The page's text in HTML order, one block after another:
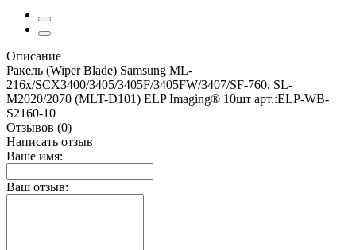
Описание
Ракель (Wiper Blade) Samsung ML-
216x/SCX3400/3405/3405F/3405FW/3407/SF-760, SL-
M2020/2070 (MLT-D101) ELP Imaging® 10шт арт.:ELP-WB-
S2160-10
Отзывов (0)
Написать отзыв
Ваше имя:
Ваш отзыв: